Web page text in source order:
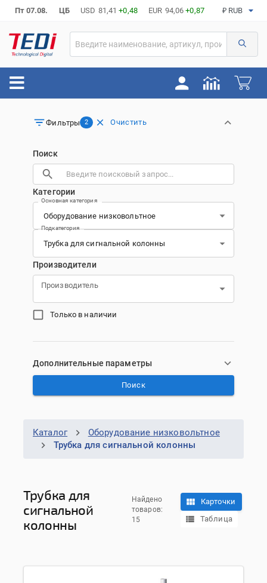
Пт 07.08. ЦБ USD 81,41 +0,48 EUR 94,06 +0,87 ₽ RUB
Фильтры 2 Очистить
Поиск
Категории
Основная категория
Подкатегория
Производители
Производитель
Только в наличии
Дополнительные параметры
Поиск
Каталог
Оборудование низковольтное
Трубка для сигнальной колонны
Трубка для
сигнальной
колонны
Найдено
товаров:
15
Карточки
Таблица